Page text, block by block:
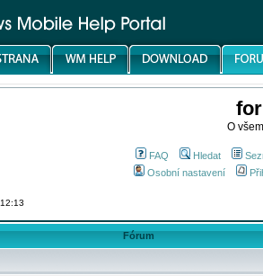
O
FAQ Hledat
Osobní nastavení
Fórum